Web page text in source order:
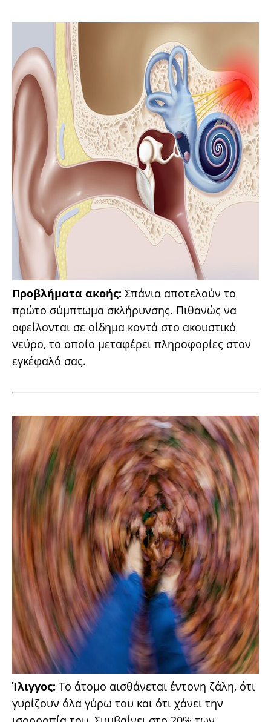
Προβλήματα ακοής: Σπάνια αποτελούν το
πρώτο σύμπτωμα σκλήρυνσης. Πιθανώς να
οφείλονται σε οίδημα κοντά στο ακουστικό
νεύρο, το οποίο μεταφέρει πληροφορίες στον
εγκέφαλό σας.
Ίλιγγος: Το άτομο αισθάνεται έντονη ζάλη, ότι
γυρίζουν όλα γύρω του και ότι χάνει την